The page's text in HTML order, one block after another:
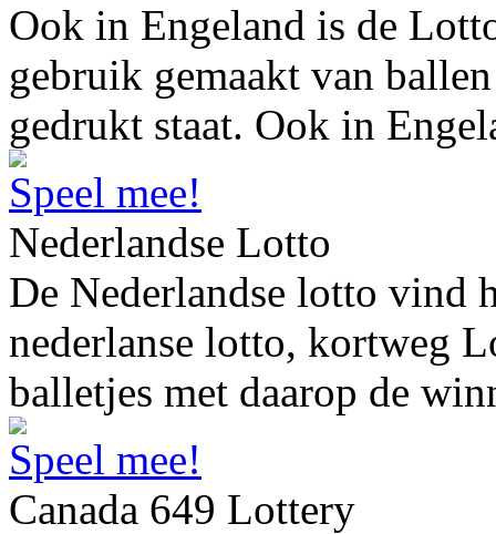
Ook in Engeland is de
gebruik gemaakt van
gedrukt staat. Ook in
Speel mee!
Nederlandse Lotto
De Nederlandse lotto vind
nederlanse lotto, kortweg
balletjes met daarop de
Speel mee!
Canada 649 Lottery